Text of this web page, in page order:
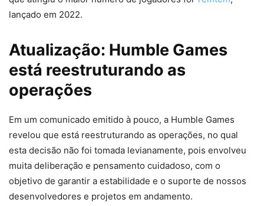
lançado em 2022.
Atualização: Humble Games
está reestruturando as
operações
Em um comunicado emitido à pouco, a Humble Games
revelou que está reestruturando as operações, no qual
esta decisão não foi tomada levianamente, pois envolveu
muita deliberação e pensamento cuidadoso, com o
objetivo de garantir a estabilidade e o suporte de nossos
desenvolvedores e projetos em andamento.